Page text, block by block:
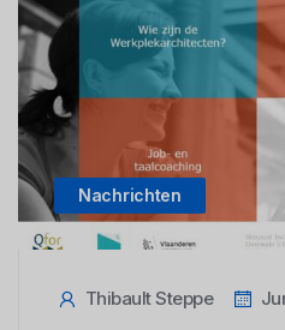
Nachrichten
Thibault Steppe